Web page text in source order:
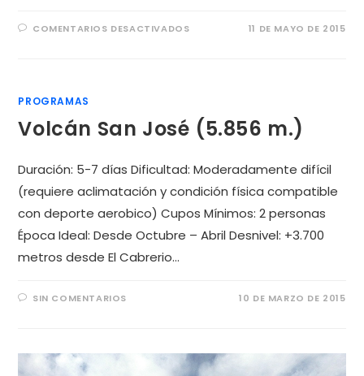
COMENTARIOS DESACTIVADOS 11 DE MAYO DE 2015
PROGRAMAS
Volcán San José (5.856 m.)
Duración: 5-7 días Dificultad: Moderadamente difícil
(requiere aclimatación y condición física compatible
con deporte aerobico) Cupos Mínimos: 2 personas
Época Ideal: Desde Octubre – Abril Desnivel: +3.700
metros desde El Cabrerio…
SIN COMENTARIOS 10 DE MARZO DE 2015